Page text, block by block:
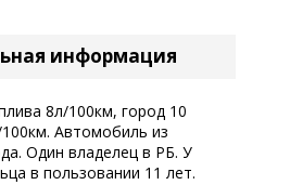
информация
8л/100км, город 10
Автомобиль из
Один владелец в РБ. У
в пользовании 11 лет.